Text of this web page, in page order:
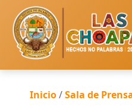
Inicio/Sala de